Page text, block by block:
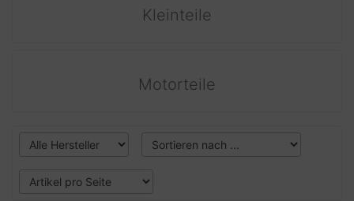
Kleinteile
Motorteile